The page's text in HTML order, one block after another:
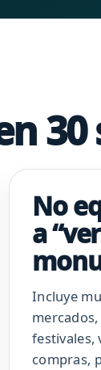
No
a “ver
Incluye
festivales,
compras,